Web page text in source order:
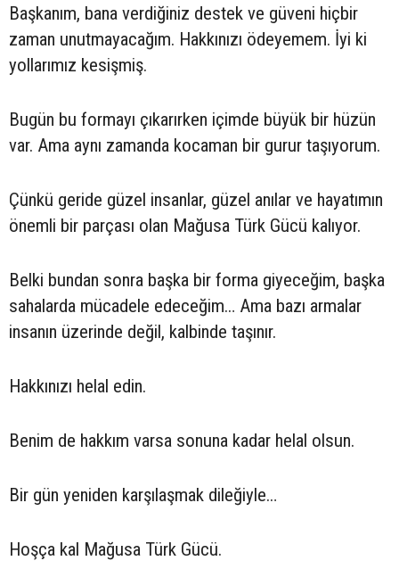
Başkanım, bana verdiğiniz destek ve güveni hiçbir
zaman unutmayacağım. Hakkınızı ödeyemem. İyi ki
yollarımız kesişmiş.
Bugün bu formayı çıkarırken içimde büyük bir hüzün
var. Ama aynı zamanda kocaman bir gurur taşıyorum.
Çünkü geride güzel insanlar, güzel anılar ve hayatımın
önemli bir parçası olan Mağusa Türk Gücü kalıyor.
Belki bundan sonra başka bir forma giyeceğim, başka
sahalarda mücadele edeceğim… Ama bazı armalar
insanın üzerinde değil, kalbinde taşınır.
Hakkınızı helal edin.
Benim de hakkım varsa sonuna kadar helal olsun.
Bir gün yeniden karşılaşmak dileğiyle…
Hoşça kal Mağusa Türk Gücü.